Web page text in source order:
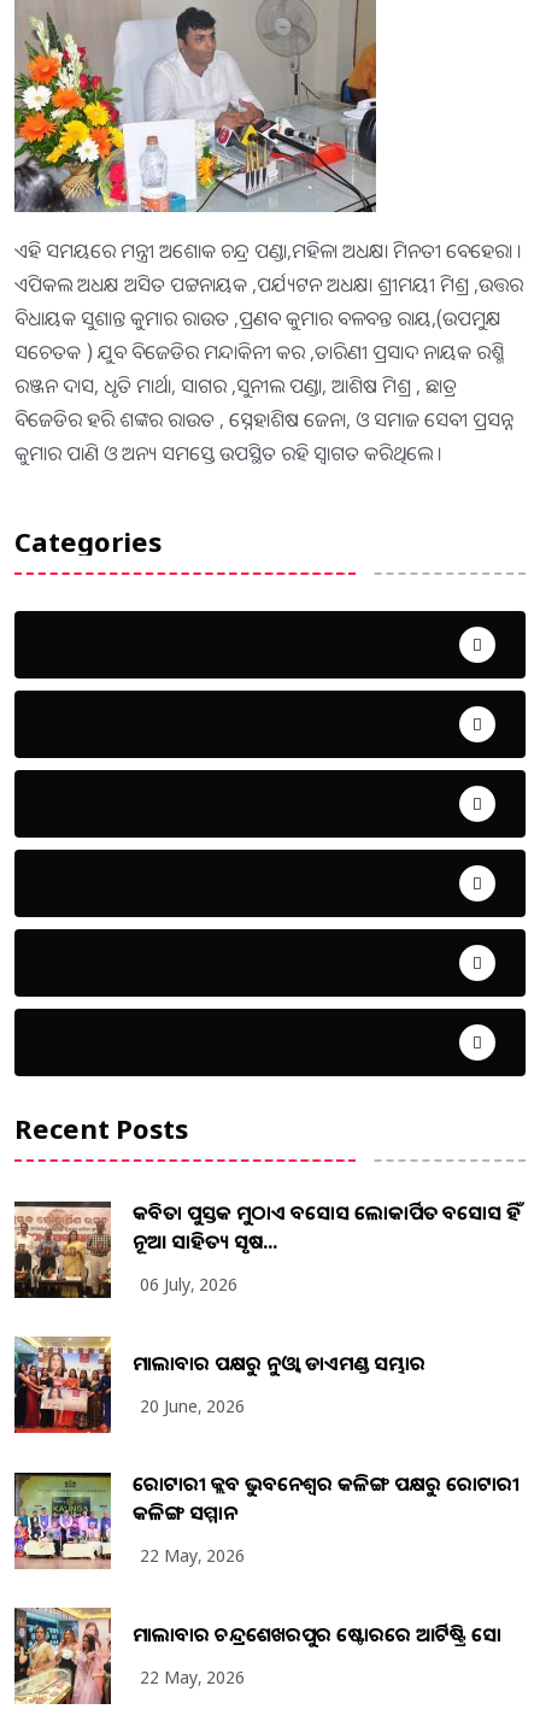
ଏହି ସମୟରେ ମନ୍ତ୍ରୀ ଅଶୋକ ଚନ୍ଦ୍ର ପଣ୍ଡା,ମହିଳା ଅଧକ୍ଷା ମିନତୀ ବେହେରା ।
ଏପିକଲ ଅଧକ୍ଷ ଅସିତ ପଟ୍ଟନାୟକ ,ପର୍ଯ୍ୟଟନ ଅଧକ୍ଷା ଶ୍ରୀମୟୀ ମିଶ୍ର ,ଉତ୍ତର
ବିଧାୟକ ସୁଶାନ୍ତ କୁମାର ରାଉତ ,ପ୍ରଣବ କୁମାର ବଳବନ୍ତ ରାୟ,(ଉପମୁକ୍ଷ
ସଚେତକ ) ଯୁବ ବିଜେଡିର ମନ୍ଦାକିନୀ କର ,ତାରିଣୀ ପ୍ରସାଦ ନାୟକ ରଶ୍ମି
ରଞ୍ଜନ ଦାସ, ଧୃତି ମାର୍ଥା, ସାଗର ,ସୁନୀଲ ପଣ୍ଡା, ଆଶିଷ ମିଶ୍ର , ଛାତ୍ର
ବିଜେଡିର ହରି ଶଙ୍କର ରାଉତ , ସ୍ନେହାଶିଷ ଜେନା, ଓ ସମାଜ ସେବୀ ପ୍ରସନ୍ନ
କୁମାର ପାଣି ଓ ଅନ୍ୟ ସମସ୍ତେ ଉପସ୍ଥିତ ରହି ସ୍ୱାଗତ କରିଥିଲେ ।
Categories
Recent Posts
କବିତା ପୁସ୍ତକ ମୁଠାଏ ଅବସୋସ ଲୋକାର୍ପିତ ଅବସୋସ ହିଁ
ନୂଆ ସାହିତ୍ୟ ସୃଷ...
06 July, 2026
ମାଲାବାର ପକ୍ଷରୁ ନୁଓ୍ବା ଡାଏମଣ୍ଡ ସମ୍ଭାର
20 June, 2026
ରୋଟାରୀ କ୍ଲବ ଭୁବନେଶ୍ୱର କଳିଙ୍ଗ ପକ୍ଷରୁ ରୋଟାରୀ
କଳିଙ୍ଗ ସମ୍ମାନ
22 May, 2026
ମାଲାବାର ଚନ୍ଦ୍ରଶେଖରପୁର ଷ୍ଟୋରରେ ଆର୍ଟିଷ୍ଟ୍ରି ସୋ
22 May, 2026